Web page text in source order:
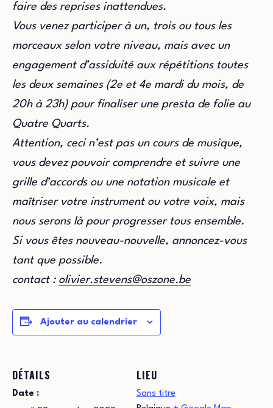
faire des reprises inattendues.
Vous venez participer à un, trois ou tous les
morceaux selon votre niveau, mais avec un
engagement d’assiduité aux répétitions toutes
les deux semaines (2e et 4e mardi du mois, de
20h à 23h) pour finaliser une presta de folie au
Quatre Quarts.
Attention, ceci n’est pas un cours de musique,
vous devez pouvoir comprendre et suivre une
grille d’accords ou une notation musicale et
maîtriser votre instrument ou votre voix, mais
nous serons là pour progresser tous ensemble.
Si vous êtes nouveau-nouvelle, annoncez-vous
tant que possible.
contact : olivier.stevens@oszone.be
Ajouter au calendrier
DÉTAILS
Date :
LIEU
Sans titre